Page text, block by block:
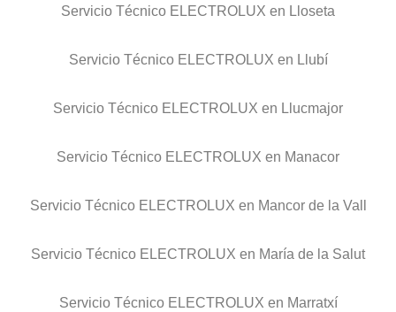
Servicio Técnico ELECTROLUX en Lloseta
Servicio Técnico ELECTROLUX en Llubí
Servicio Técnico ELECTROLUX en Llucmajor
Servicio Técnico ELECTROLUX en Manacor
Servicio Técnico ELECTROLUX en Mancor de la Vall
Servicio Técnico ELECTROLUX en María de la Salut
Servicio Técnico ELECTROLUX en Marratxí